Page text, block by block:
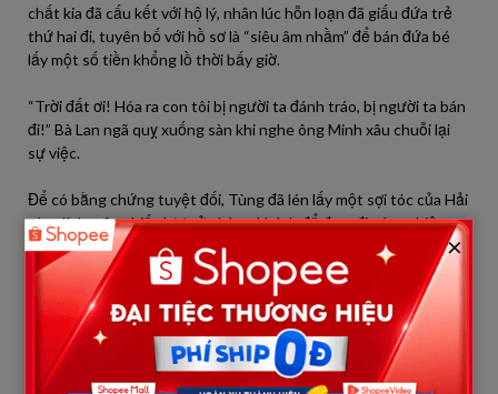
chất kia đã cấu kết với hộ lý, nhân lúc hỗn loạn đã giấu đứa trẻ
thứ hai đi, tuyên bố với hồ sơ là “siêu âm nhầm” để bán đứa bé
lấy một số tiền khổng lồ thời bấy giờ.
“Trời đất ơi! Hóa ra con tôi bị người ta đánh tráo, bị người ta bán
đi!” Bà Lan ngã quỵ xuống sàn khi nghe ông Minh xâu chuỗi lại
sự việc.
Để có bằng chứng tuyệt đối, Tùng đã lén lấy một sợi tóc của Hải
còn dính trên chiếc lược ở phòng khách để đem đi xét nghiệm
ADN với bố mẹ. Ba ngày chờ đợi kết quả đối với ông bà Minh Lan
dài như ba thế kỷ.
Chương III: Sự thật tàn nhẫn lộ diện
Ngày nhận kết quả, ông Minh tự tay lái xe đưa bà Lan lên trung
tâm xét nghiệm trên thành phố. Khi cầm phong bì trên tay, ông
×